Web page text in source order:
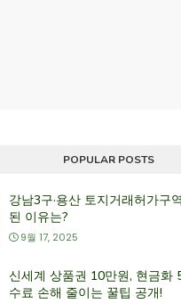
POPULAR POSTS
강남3구·용산 토지거래허가구
된 이유는?
9월 17, 2025
신세계 상품권 10만원, 현금화
수료 손해 줄이는 꿀팁 공개!